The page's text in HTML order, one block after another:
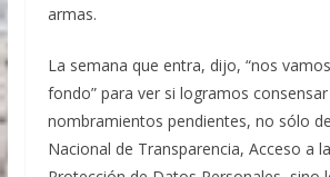
armas.
La semana que entra, dijo, “nos
fondo” para ver si logramos
nombramientos pendientes, no sólo
Nacional de Transparencia, Acceso a